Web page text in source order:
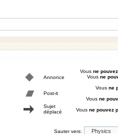
Annonce
Post-it
Sujet
déplacé
Vous ne
Vous ne
Vous ne
Vous ne
Vous ne pouvez
Sauter vers: